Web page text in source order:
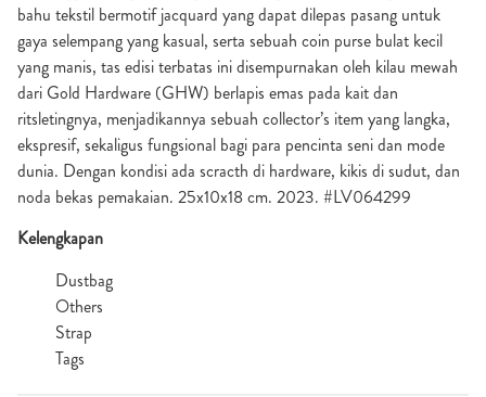
bahu tekstil bermotif jacquard yang dapat dilepas pasang untuk
gaya selempang yang kasual, serta sebuah coin purse bulat kecil
yang manis, tas edisi terbatas ini disempurnakan oleh kilau mewah
dari Gold Hardware (GHW) berlapis emas pada kait dan
ritsletingnya, menjadikannya sebuah collector’s item yang langka,
ekspresif, sekaligus fungsional bagi para pencinta seni dan mode
dunia. Dengan kondisi ada scracth di hardware, kikis di sudut, dan
noda bekas pemakaian. 25x10x18 cm. 2023. #LV064299
Kelengkapan
Dustbag
Others
Strap
Tags